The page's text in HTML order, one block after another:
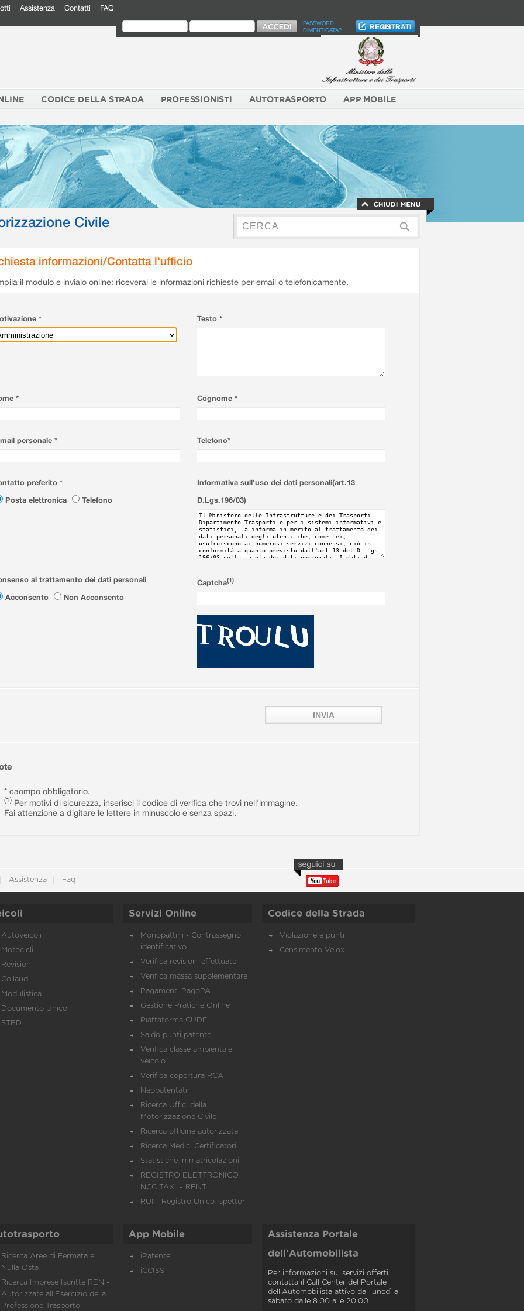
Assistenza Contatti FAQ
PASSWORD
DIMENTICATA?
CODICE DELLA STRADA PROFESSIONISTI AUTOTRASPORTO APP MOBILE
Civile
informazioni/Contatta l'ufficio
il modulo e invialo online: riceverai le informazioni richieste per email o telefonicamente.
* Testo *
* Cognome *
personale * Telefono*
preferito *
Posta elettronica
Telefono
Informativa sull'uso dei dati personali(art.13
D.Lgs.196/03)
al trattamento dei dati personali
Acconsento
Non Acconsento
Captcha(1)
* caompo obbligatorio.
(1) Per motivi di sicurezza, inserisci il codice di verifica che trovi nell'immagine.
Fai attenzione a digitare le lettere in minuscolo e senza spazi.
Assistenza Faq
Autoveicoli
Motocicli
Revisioni
Collaudi
Modulistica
Documento Unico
STED
Servizi Online
Monopattini - Contrassegno
identificativo
Verifica revisioni effettuate
Verifica massa supplementare
Pagamenti PagoPA
Gestione Pratiche Online
Piattaforma CUDE
Saldo punti patente
Verifica classe ambientale
veicolo
Verifica copertura RCA
Neopatentati
Ricerca Uffici della
Motorizzazione Civile
Ricerca officine autorizzate
Ricerca Medici Certificatori
Statistiche immatricolazioni
REGISTRO ELETTRONICO
NCC TAXI – RENT
RUI - Registro Unico Ispettori
Codice della Strada
Violazione e punti
Censimento Velox
Ricerca Aree di Fermata e
Nulla Osta
Ricerca Imprese Iscritte REN -
Autorizzate all'Esercizio della
Professione Trasporto
App Mobile
iPatente
iCCISS
Assistenza Portale
dell'Automobilista
Per informazioni sui servizi offerti,
contatta il Call Center del Portale
dell'Automobilista attivo dal lunedì al
sabato dalle 8.00 alle 20.00